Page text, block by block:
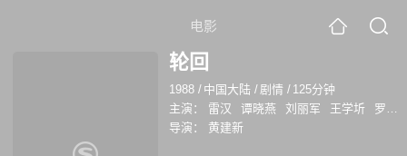
电影
轮回
1988 / 中国大陆 /剧情 / 125分钟
主演：
雷汉 谭晓燕 刘丽军 王学圻
罗京民
导演：
黄建新